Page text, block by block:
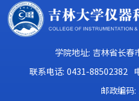
学院地址: 吉林省长春
联系电话: 0431-88502382
邮政编码: